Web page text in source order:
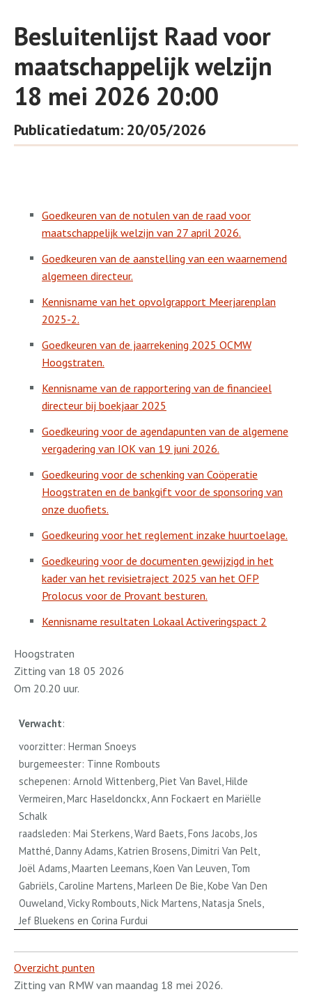
Besluitenlijst Raad voor
maatschappelijk welzijn
18 mei 2026 20:00
Publicatiedatum: 20/05/2026
Goedkeuren van de notulen van de raad voor
maatschappelijk welzijn van 27 april 2026.
Goedkeuren van de aanstelling van een waarnemend
algemeen directeur.
Kennisname van het opvolgrapport Meerjarenplan
2025-2.
Goedkeuren van de jaarrekening 2025 OCMW
Hoogstraten.
Kennisname van de rapportering van de financieel
directeur bij boekjaar 2025
Goedkeuring voor de agendapunten van de algemene
vergadering van IOK van 19 juni 2026.
Goedkeuring voor de schenking van Coöperatie
Hoogstraten en de bankgift voor de sponsoring van
onze duofiets.
Goedkeuring voor het reglement inzake huurtoelage.
Goedkeuring voor de documenten gewijzigd in het
kader van het revisietraject 2025 van het OFP
Prolocus voor de Provant besturen.
Kennisname resultaten Lokaal Activeringspact 2
Hoogstraten
Zitting van 18 05 2026
Om 20.20 uur.
Verwacht:
voorzitter: Herman Snoeys
burgemeester: Tinne Rombouts
schepenen: Arnold Wittenberg, Piet Van Bavel, Hilde
Vermeiren, Marc Haseldonckx, Ann Fockaert en Mariëlle
Schalk
raadsleden: Mai Sterkens, Ward Baets, Fons Jacobs, Jos
Matthé, Danny Adams, Katrien Brosens, Dimitri Van Pelt,
Joël Adams, Maarten Leemans, Koen Van Leuven, Tom
Gabriëls, Caroline Martens, Marleen De Bie, Kobe Van Den
Ouweland, Vicky Rombouts, Nick Martens, Natasja Snels,
Jef Bluekens en Corina Furdui
Overzicht punten
Zitting van RMW van maandag 18 mei 2026.